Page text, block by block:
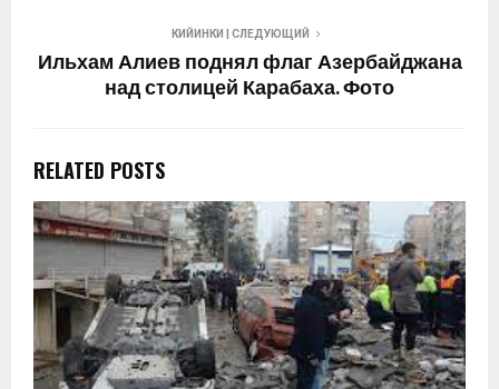
КИЙИНКИ | СЛЕДУЮЩИЙ
Ильхам Алиев поднял флаг Азербайджана
над столицей Карабаха. Фото
RELATED POSTS